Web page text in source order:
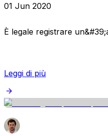
01 Jun 2020
È legale registrare
Leggi di più